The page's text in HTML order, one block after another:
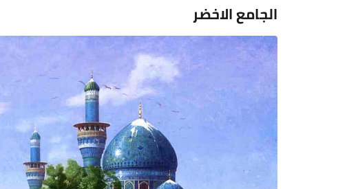
الجامع الاخضر